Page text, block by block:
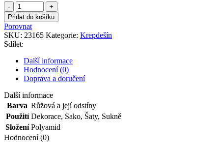
Krepdešín
růžový
double
alá
neopren
množství
Přidat do košíku
Porovnat
SKU: 23165 Kategorie: Krepdešín
Sdílet:
Další informace
Hodnocení (0)
Doprava a doručení
Další informace
Barva Růžová a její odstíny
Použití Dekorace, Sako, Šaty, Sukně
Složení Polyamid
Hodnocení (0)